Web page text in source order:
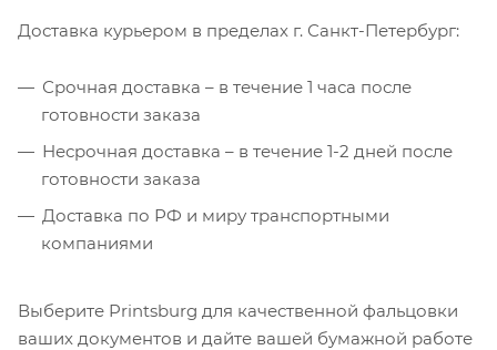
Доставка курьером в пределах г. Санкт-Петербург:
Срочная доставка – в течение 1 часа после
готовности заказа
Несрочная доставка – в течение 1-2 дней после
готовности заказа
Доставка по РФ и миру транспортными
компаниями
Выберите Printsburg для качественной фальцовки
ваших документов и дайте вашей бумажной работе